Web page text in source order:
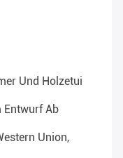
Und Holzetui
Entwurf Ab
Union,